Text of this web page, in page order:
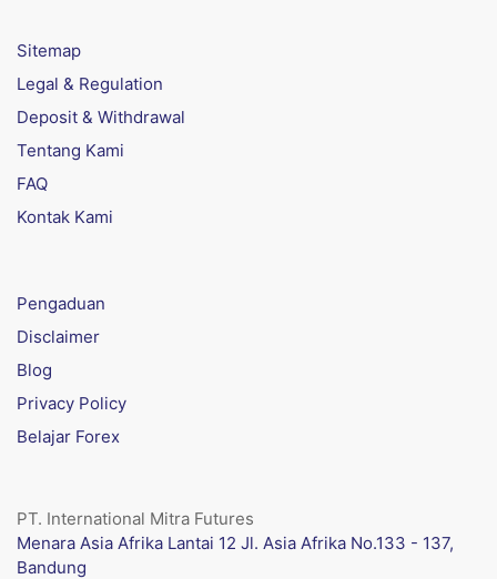
Sitemap
Legal & Regulation
Deposit & Withdrawal
Tentang Kami
FAQ
Kontak Kami
Pengaduan
Disclaimer
Blog
Privacy Policy
Belajar Forex
PT. International Mitra Futures
Menara Asia Afrika Lantai 12 Jl. Asia Afrika No.133 - 137,
Bandung